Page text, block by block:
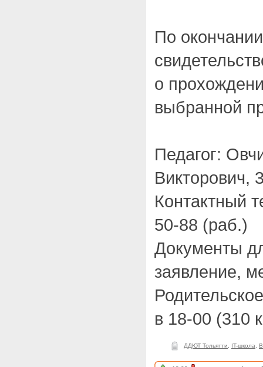
По
о
выбранной
Педагог:
Викторович,
Контактный
50-88 (раб.)
Документы
заявление,
в 18-00 (310
ДДЮТ Тольятти IT-школа